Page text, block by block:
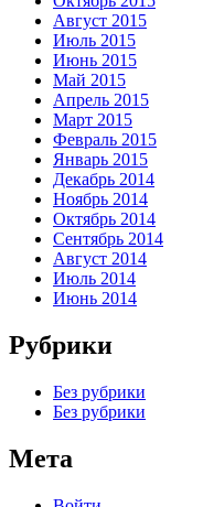
Август 2015
Июль 2015
Июнь 2015
Май 2015
Апрель 2015
Март 2015
Февраль 2015
Январь 2015
Декабрь 2014
Ноябрь 2014
Октябрь 2014
Сентябрь 2014
Август 2014
Июль 2014
Июнь 2014
Рубрики
Без рубрики
Без рубрики
Мета